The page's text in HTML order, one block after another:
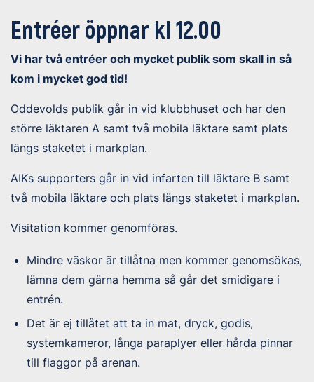
Entréer öppnar kl 12.00
Vi har två entréer och mycket publik som skall in så
kom i mycket god tid!
Oddevolds publik går in vid klubbhuset och har den
större läktaren A samt två mobila läktare samt plats
längs staketet i markplan.
AIKs supporters går in vid infarten till läktare B samt
två mobila läktare och plats längs staketet i markplan.
Visitation kommer genomföras.
Mindre väskor är tillåtna men kommer genomsökas,
lämna dem gärna hemma så går det smidigare i
entrén.
Det är ej tillåtet att ta in mat, dryck, godis,
systemkameror, långa paraplyer eller hårda pinnar
till flaggor på arenan.